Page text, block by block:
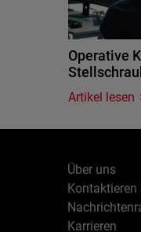
Operative
Artikel lesen
Über uns
Kontaktieren
Karrieren